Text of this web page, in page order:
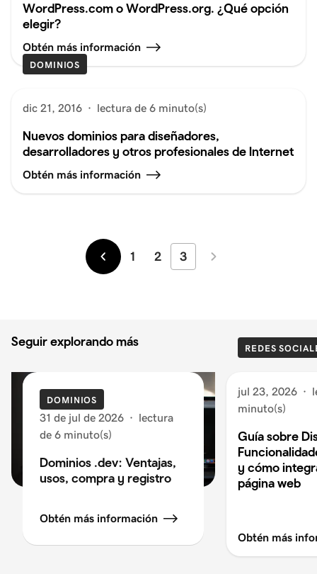
WordPress.com o WordPress.org. ¿Qué opción
elegir?
Obtén más información
DOMINIOS
dic 21, 2016 · lectura de 6 minuto(s)
Nuevos dominios para diseñadores,
desarrolladores y otros profesionales de Internet
Obtén más información
Más
1 2 3
Más
Seguir explorando más
DOMINIOS
31 de jul de 2026 · lectura
de 6 minuto(s)
Dominios .dev: Ventajas,
usos, compra y registro
Obtén más información
REDES
jul 23, 2026 ·
minuto(s)
Guía sobre
y cómo
página web
Obtén más